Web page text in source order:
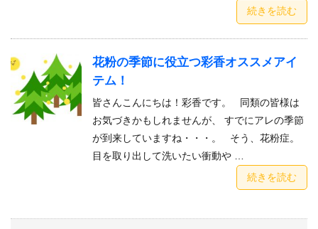
続きを読む
花粉の季節に役立つ彩香オススメアイ
テム！
皆さんこんにちは！彩香です。 同類の皆様は
お気づきかもしれませんが、 すでにアレの季節
が到来していますね・・・。 そう、花粉症。
目を取り出して洗いたい衝動や …
続きを読む